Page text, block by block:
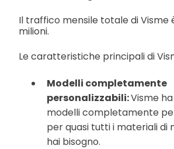
Il traffico mensile totale di Visme
milioni.
Le caratteristiche principali di
Modelli completamente
personalizzabili:Visme
modelli completamente
per quasi tutti i materiali di
hai bisogno.